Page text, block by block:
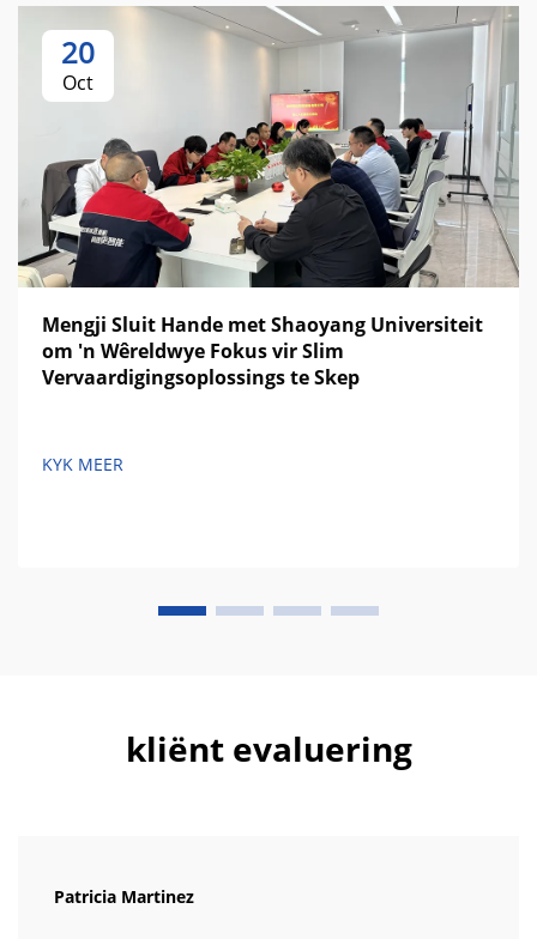
20
Oct
Mengji Sluit Hande met Shaoyang Universiteit
om 'n Wêreldwye Fokus vir Slim
Vervaardigingsoplossings te Skep
KYK MEER
kliënt evaluering
Patricia Martinez